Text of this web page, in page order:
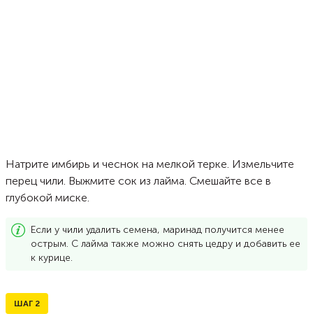
Натрите имбирь и чеснок на мелкой терке. Измельчите
перец чили. Выжмите сок из лайма. Смешайте все в
глубокой миске.
Если у чили удалить семена, маринад получится менее
острым. С лайма также можно снять цедру и добавить ее
к курице.
ШАГ 2